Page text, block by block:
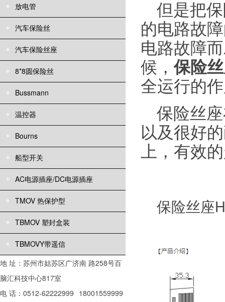
放电管
汽车保险丝
汽车保险丝座
8*8圆保险丝
Bussmann
温控器
Bourns
船型开关
AC电源插座/DC电源插座
TMOV 热保护型
TBMOV 塑封盒装
TBMOVY带遥信
地 址：苏州市姑苏区广济南 路258号百
脑汇科技中心817室
电 话：0512-62222999 18001559999
但是把
的电路故
电路故障
候，保险
全运行的
保险丝座
以及很好
上，有效
保险丝座